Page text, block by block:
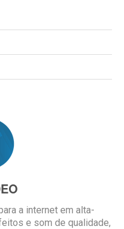
a internet em alta-
e som de qualidade,